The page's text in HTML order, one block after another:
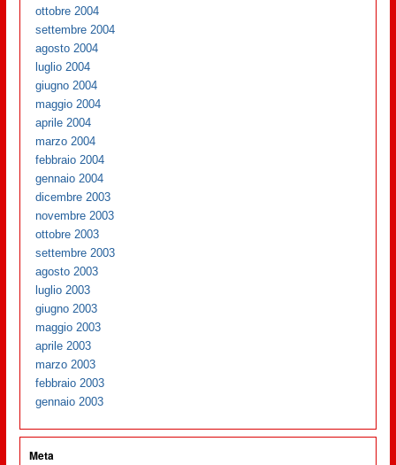
ottobre 2004
settembre 2004
agosto 2004
luglio 2004
giugno 2004
maggio 2004
aprile 2004
marzo 2004
febbraio 2004
gennaio 2004
dicembre 2003
novembre 2003
ottobre 2003
settembre 2003
agosto 2003
luglio 2003
giugno 2003
maggio 2003
aprile 2003
marzo 2003
febbraio 2003
gennaio 2003
Meta